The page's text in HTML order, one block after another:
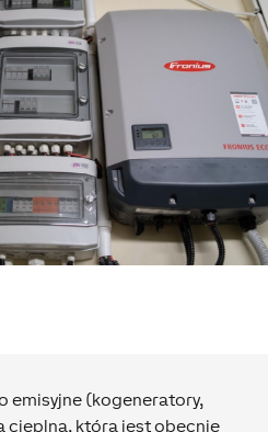
emisyjne (kogeneratory,
cieplna, która jest obecnie